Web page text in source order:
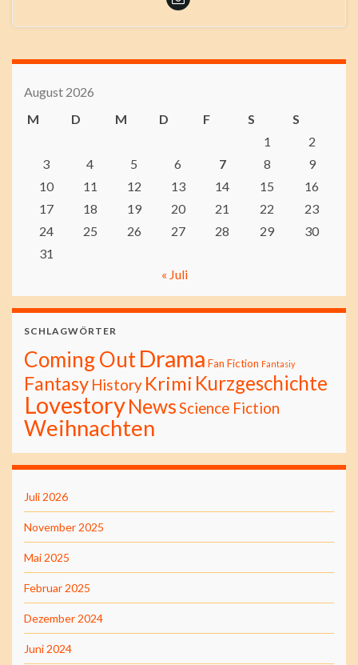
August 2026
M
D M D F S
S
1
2
3
4 5 6 7 8
9
10
11 12 13 14 15
16
17
18 19 20 21 22
23
24
25 26 27 28 29
30
31
« Juli
SCHLAGWÖRTER
Coming OutDrama Fan Fiction Fantasiy
Fantasy History Krimi Kurzgeschichte
LovestoryNewsScience Fiction
Weihnachten
Juli 2026
November 2025
Mai 2025
Februar 2025
Dezember 2024
Juni 2024